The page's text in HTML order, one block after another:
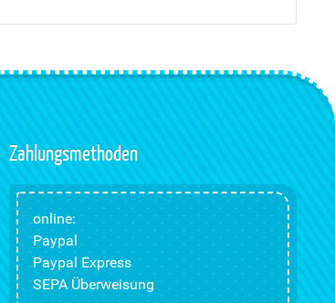
Zahlungsmethoden
online:
Paypal
Paypal Express
SEPA Überweisung